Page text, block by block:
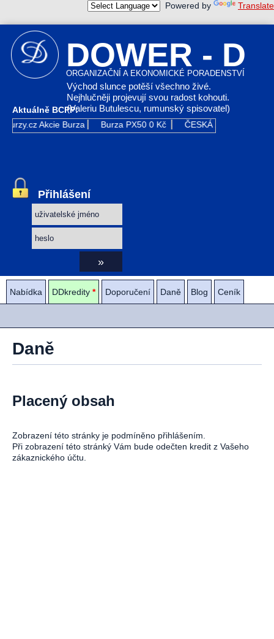
Powered by Translate
DOWER - D
ORGANIZAČNÍ A EKONOMICKÉ PORADENSTVÍ
Východ slunce potěší všechno živé.
Nejhlučněji projevují svou radost kohouti.
(Valeriu Butulescu, rumunský spisovatel)
Aktuálně BCPP:
Kurzy.czAkcie Burza Burza PX50 0 Kč ČESKÁ ZBROJOVKA
Přihlášení
Nabídka DDkredity * Doporučení Daně Blog Ceník
Daně
Placený obsah
Zobrazení této stránky je podmíněno přihlášením.
Při zobrazení této stránký Vám bude odečten kredit z Vašeho
zákaznického účtu.